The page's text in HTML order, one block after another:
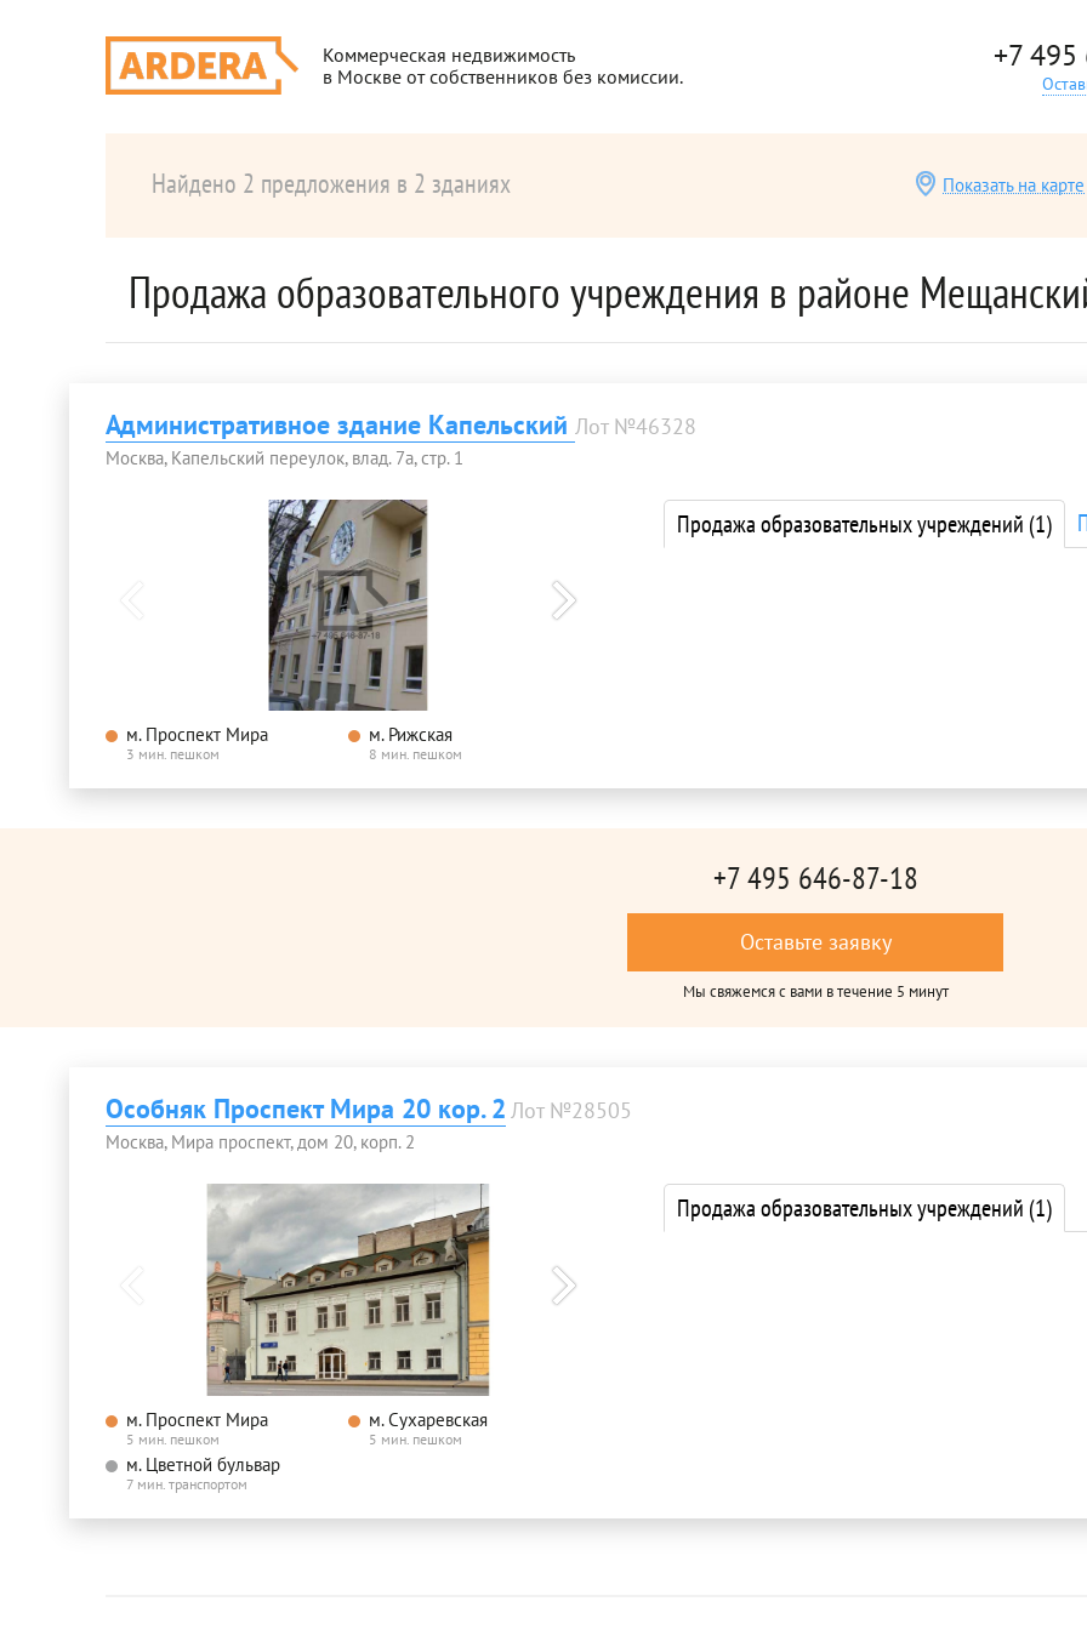
Коммерческая недвижимость
в Москве от собственников без комиссии.
+7
Найдено 2 предложения в 2 зданиях Показать на карте
Продажа образовательного учреждения в районе
Административное здание Капельский Лот №46328
Москва, Капельский переулок, влад. 7а, стр. 1
м. Проспект Мира
3 мин. пешком
м. Рижская
8 мин. пешком
Продажа образовательных учреждений (1)
+7 495 646-87-18
Оставьте заявку
Мы свяжемся с вами в течение 5 минут
Особняк Проспект Мира 20 кор. 2 Лот №28505
Москва, Мира проспект, дом 20, корп. 2
м. Проспект Мира
5 мин. пешком
м. Сухаревская
5 мин. пешком
м. Цветной бульвар
7 мин. транспортом
Продажа образовательных учреждений (1)